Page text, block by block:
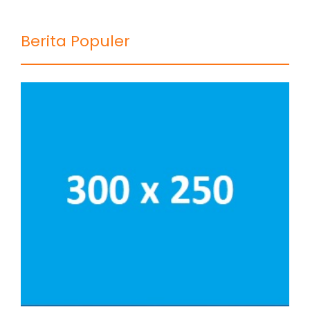
Berita Populer